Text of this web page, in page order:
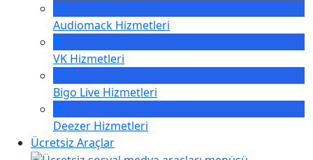
Audiomack Hizmetleri
VK Hizmetleri
Bigo Live Hizmetleri
Deezer Hizmetleri
Ücretsiz Araçlar